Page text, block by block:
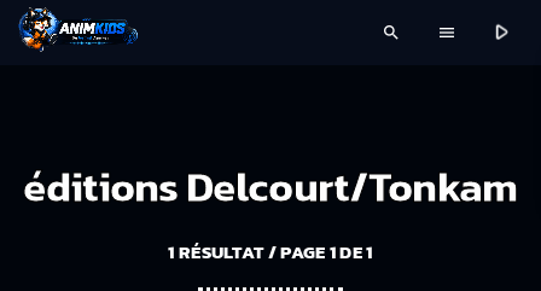
search menu play_arrow
éditions Delcourt/Tonkam
1 RÉSULTAT / PAGE 1 DE 1